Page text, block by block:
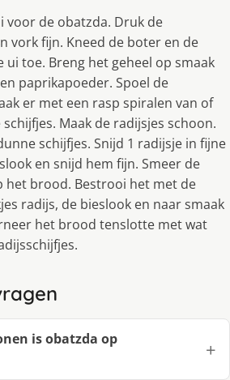
voor de obatzda. Druk de
vork fijn. Kneed de boter en de
ui toe. Breng het geheel op smaak
paprikapoeder. Spoel de
er met een rasp spiralen van of
Maak de radijsjes schoon.
schijfjes. Snijd 1 radijsje in fijne
en snijd hem fijn. Smeer de
het brood. Bestrooi het met de
radijs, de bieslook en naar smaak
het brood tenslotte met wat
is obatzda op